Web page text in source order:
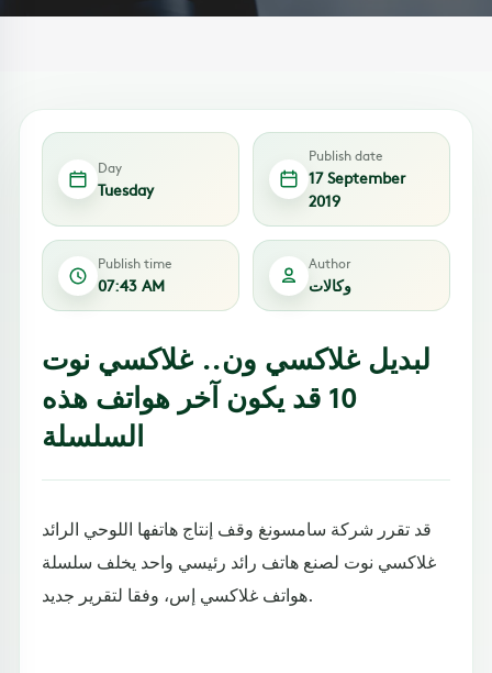
Day
Tuesday
Publish date
17 September
2019
Publish time
07:43 AM
Author
وكالات
لبديل غلاكسي ون.. غلاكسي نوت
10 قد يكون آخر هواتف هذه
السلسلة
قد تقرر شركة سامسونغ وقف إنتاج هاتفها اللوحي الرائد
غلاكسي نوت لصنع هاتف رائد رئيسي واحد يخلف سلسلة
هواتف غلاكسي إس، وفقا لتقرير جديد.